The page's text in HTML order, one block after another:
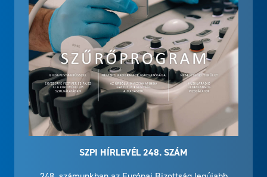
SZPI HÍRLEVÉL 248. SZÁM
248. számunkban az Európai Bizottság legújabb